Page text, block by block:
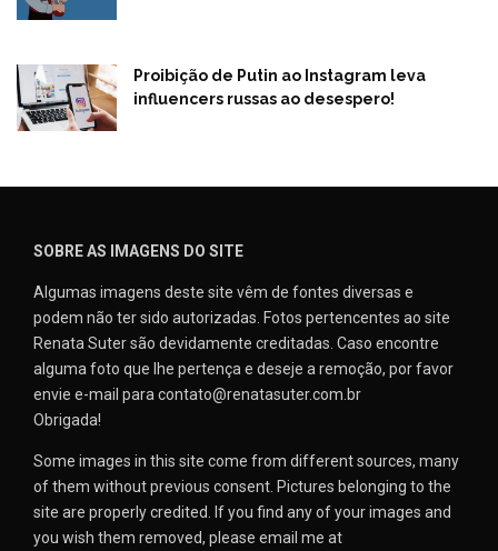
Proibição de Putin ao Instagram leva
influencers russas ao desespero!
SOBRE AS IMAGENS DO SITE
Algumas imagens deste site vêm de fontes diversas e
podem não ter sido autorizadas. Fotos pertencentes ao site
Renata Suter são devidamente creditadas. Caso encontre
alguma foto que lhe pertença e deseje a remoção, por favor
envie e-mail para contato@renatasuter.com.br
Obrigada!
Some images in this site come from different sources, many
of them without previous consent. Pictures belonging to the
site are properly credited. If you find any of your images and
you wish them removed, please email me at